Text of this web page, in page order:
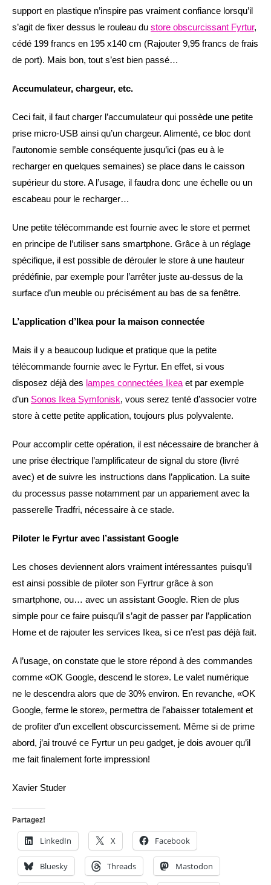
support en plastique n’inspire pas vraiment confiance lorsqu’il
s’agit de fixer dessus le rouleau du store obscurcissant Fyrtur,
cédé 199 francs en 195 x140 cm (Rajouter 9,95 francs de frais
de port). Mais bon, tout s’est bien passé…
Accumulateur, chargeur, etc.
Ceci fait, il faut charger l’accumulateur qui possède une petite
prise micro-USB ainsi qu’un chargeur. Alimenté, ce bloc dont
l’autonomie semble conséquente jusqu’ici (pas eu à le
recharger en quelques semaines) se place dans le caisson
supérieur du store. A l’usage, il faudra donc une échelle ou un
escabeau pour le recharger…
Une petite télécommande est fournie avec le store et permet
en principe de l’utiliser sans smartphone. Grâce à un réglage
spécifique, il est possible de dérouler le store à une hauteur
prédéfinie, par exemple pour l’arrêter juste au-dessus de la
surface d’un meuble ou précisément au bas de sa fenêtre.
L’application d’Ikea pour la maison connectée
Mais il y a beaucoup ludique et pratique que la petite
télécommande fournie avec le Fyrtur. En effet, si vous
disposez déjà des lampes connectées Ikea et par exemple
d’un Sonos Ikea Symfonisk, vous serez tenté d’associer votre
store à cette petite application, toujours plus polyvalente.
Pour accomplir cette opération, il est nécessaire de brancher à
une prise électrique l’amplificateur de signal du store (livré
avec) et de suivre les instructions dans l’application. La suite
du processus passe notamment par un appariement avec la
passerelle Tradfri, nécessaire à ce stade.
Piloter le Fyrtur avec l’assistant Google
Les choses deviennent alors vraiment intéressantes puisqu’il
est ainsi possible de piloter son Fyrtrur grâce à son
smartphone, ou… avec un assistant Google. Rien de plus
simple pour ce faire puisqu’il s’agit de passer par l’application
Home et de rajouter les services Ikea, si ce n’est pas déjà fait.
A l’usage, on constate que le store répond à des commandes
comme «OK Google, descend le store». Le valet numérique
ne le descendra alors que de 30% environ. En revanche, «OK
Google, ferme le store», permettra de l’abaisser totalement et
de profiter d’un excellent obscurcissement. Même si de prime
abord, j’ai trouvé ce Fyrtur un peu gadget, je dois avouer qu’il
me fait finalement forte impression!
Xavier Studer
Partagez!
LinkedIn X Facebook
Bluesky Threads Mastodon